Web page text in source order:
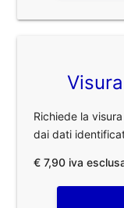
Richiede la
dai dati
€ 7,90 iva